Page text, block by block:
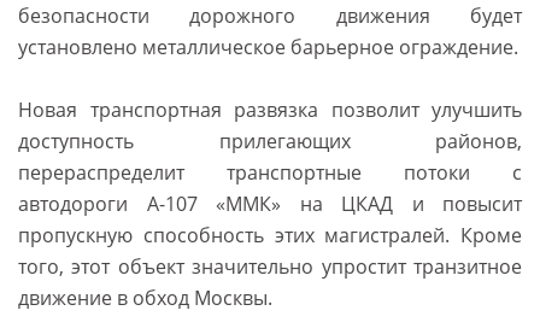
безопасности дорожного движения будет
установлено металлическое барьерное ограждение.
Новая транспортная развязка позволит улучшить
доступность прилегающих районов,
перераспределит транспортные потоки с
автодороги А-107 «ММК» на ЦКАД и повысит
пропускную способность этих магистралей. Кроме
того, этот объект значительно упростит транзитное
движение в обход Москвы.